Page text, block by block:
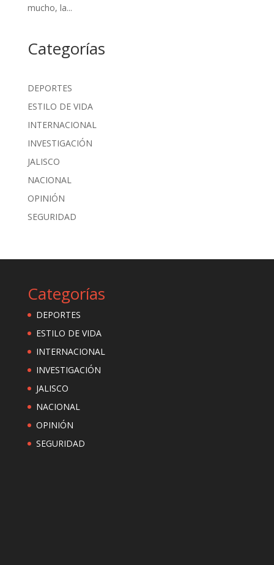
mucho, la...
Categorías
DEPORTES
ESTILO DE VIDA
INTERNACIONAL
INVESTIGACIÓN
JALISCO
NACIONAL
OPINIÓN
SEGURIDAD
Categorías
DEPORTES
ESTILO DE VIDA
INTERNACIONAL
INVESTIGACIÓN
JALISCO
NACIONAL
OPINIÓN
SEGURIDAD